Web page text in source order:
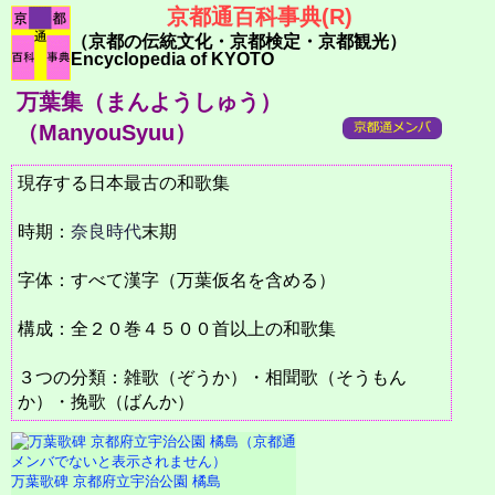
京都通百科事典(R)
（京都の伝統文化・京都検定・京都観光）
Encyclopedia of KYOTO
万葉集（まんようしゅう）
（ManyouSyuu）
現存する日本最古の和歌集
時期： 奈良時代末期
字体：すべて漢字（万葉仮名を含める）
構成：全２０巻４５００首以上の和歌集
３つの分類：雑歌（ぞうか）・相聞歌（そうもん
か）・挽歌（ばんか）
万葉歌碑 京都府立宇治公園 橘島